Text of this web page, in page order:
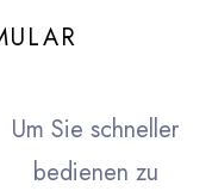
Um Sie schneller
bedienen zu